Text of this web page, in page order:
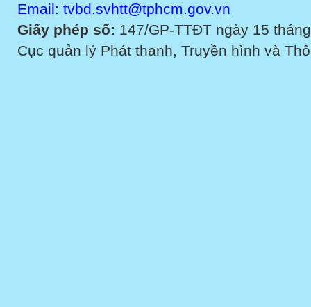
Email: tvbd.svhtt@tphcm.gov.vn
Giấy phép số: 147/GP-TTĐT ngày 15
Cục quản lý Phát thanh, Truyền hình và